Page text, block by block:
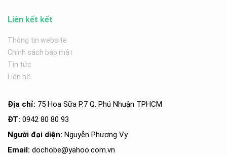
Liên kết kết
Thông tin website
Chính sách bảo mật
Tin tức
Liên hệ
Địa chỉ: 75 Hoa Sữa P.7 Q. Phú Nhuận TPHCM
ĐT: 0942 80 80 93
Người đại diện: Nguyễn Phương Vy
Email: dochobe@yahoo.com.vn